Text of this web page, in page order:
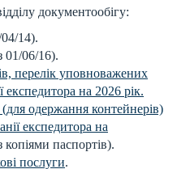
документообігу:
14).
01/06/16).
перелік уповноважених
експедитора на 2026 рік.
(для одержання контейнерів)
експедитора на
копіями паспортів).
послуги.